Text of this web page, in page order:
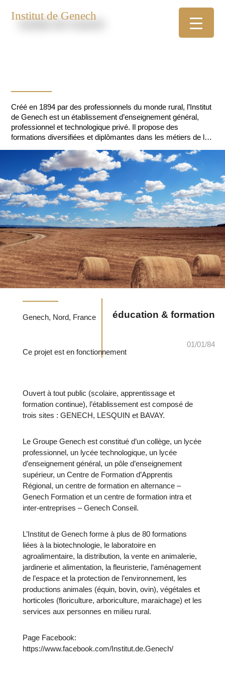
Institut de Genech
Créé en 1894 par des professionnels du monde rural, l’Institut
de Genech est un établissement d’enseignement général,
professionnel et technologique privé. Il propose des
formations diversifiées et diplômantes dans les métiers de la
et proche de la Métropole Lilloise, l’Institut est intégré à un
ensemble d’exploitations, supports techniques indispensables
à la formation.
01/01/84
éducation & formation
Genech, Nord, France
Ce projet est en fonctionnement
Ouvert à tout public (scolaire, apprentissage et
formation continue), l’établissement est composé de
trois sites : GENECH, LESQUIN et BAVAY.
Le Groupe Genech est constitué d’un collège, un lycée
professionnel, un lycée technologique, un lycée
d’enseignement général, un pôle d’enseignement
supérieur, un Centre de Formation d’Apprentis
Régional, un centre de formation en alternance –
Genech Formation et un centre de formation intra et
inter-entreprises – Genech Conseil.
L’Institut de Genech forme à plus de 80 formations
liées à la biotechnologie, le laboratoire en
agroalimentaire, la distribution, la vente en animalerie,
jardinerie et alimentation, la fleuristerie, l’aménagement
de l’espace et la protection de l’environnement, les
productions animales (équin, bovin, ovin), végétales et
horticoles (floriculture, arboriculture, maraichage) et les
services aux personnes en milieu rural.
Page Facebook:
https://www.facebook.com/Institut.de.Genech/